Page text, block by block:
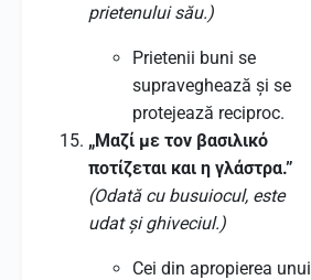
prietenului său.)
Prietenii buni se
supraveghează și se
protejează reciproc.
„Μαζί με τον βασιλικό
ποτίζεται και η γλάστρα.”
(Odată cu busuiocul, este
udat și ghiveciul.)
Cei din apropierea unui